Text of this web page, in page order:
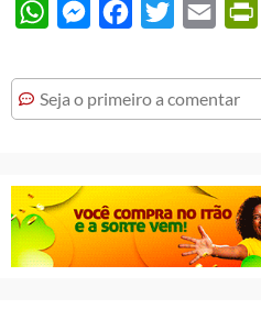
WhatsAppMessengerFacebook
Twitter Email
Seja o primeiro a comentar